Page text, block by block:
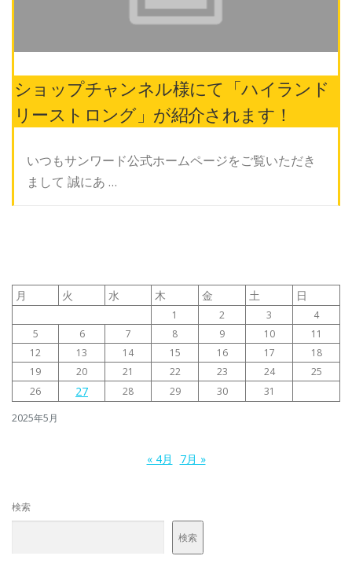
ショップチャンネル様にて「ハイランド
リーストロング」が紹介されます！
いつもサンワード公式ホームページをご覧いただき
まして 誠にあ …
2025年5月
月 火 水 木 金 土 日
1 2 3
4
5
6 7 8 9 10
11
12
13 14 15 16 17
18
19
20 21 22 23 24
25
26
27 28 29 30 31
« 4月 7月 »
検索
検索